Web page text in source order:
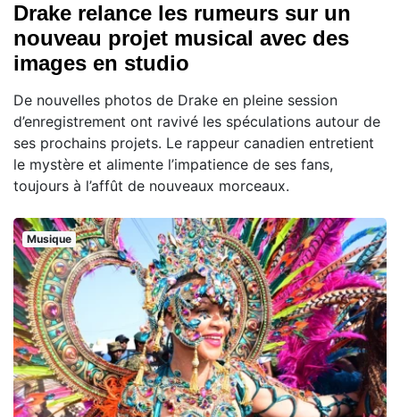
Drake relance les rumeurs sur un
nouveau projet musical avec des
images en studio
De nouvelles photos de Drake en pleine session
d’enregistrement ont ravivé les spéculations autour de
ses prochains projets. Le rappeur canadien entretient
le mystère et alimente l’impatience de ses fans,
toujours à l’affût de nouveaux morceaux.
Musique